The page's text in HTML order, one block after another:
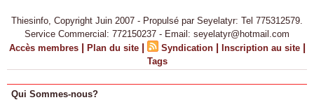
Thiesinfo, Copyright Juin 2007 - Propulsé par Seyelatyr: Tel 775312579.
Service Commercial: 772150237 - Email: seyelatyr@hotmail.com
Accès membres | Plan du site | Syndication | Inscription au site |
Tags
Qui Sommes-nous?